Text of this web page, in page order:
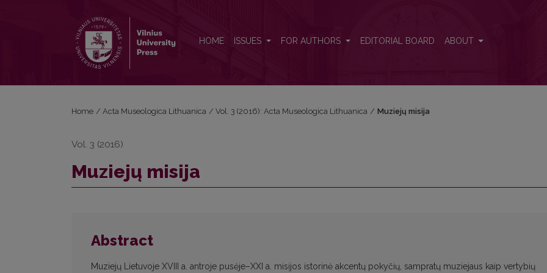
HOME ISSUES FOR AUTHORS EDITORIAL BOARD ABOUT
Home / Acta Museologica Lithuanica / Vol. 3 (2016): Acta Museologica Lithuanica / Muziejų misija
Vol. 3 (2016)
Muziejų misija
Abstract
Muziejų Lietuvoje XVIII a. antroje pusėje–XXI a. misijos istorinė akcentų pokyčių, sampratų muziejaus kaip vertybių